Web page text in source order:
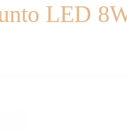
LED